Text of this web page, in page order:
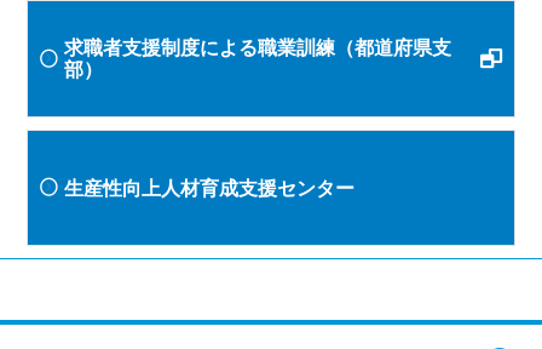
求職者支援制度による職業訓練（都道府県支
部）
生産性向上人材育成支援センター